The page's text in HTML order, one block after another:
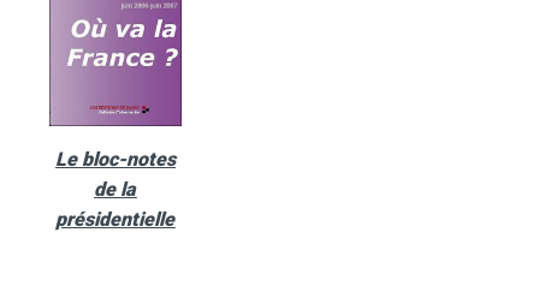
Le bloc-notes
de la
présidentielle